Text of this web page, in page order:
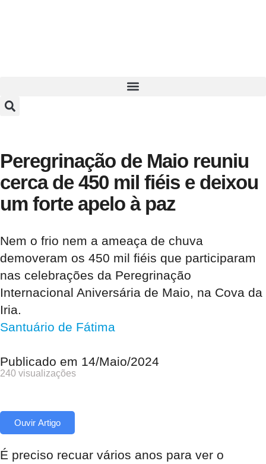
Peregrinação de Maio reuniu
cerca de 450 mil fiéis e deixou
um forte apelo à paz
Nem o frio nem a ameaça de chuva
demoveram os 450 mil fiéis que participaram
nas celebrações da Peregrinação
Internacional Aniversária de Maio, na Cova da
Iria.
Santuário de Fátima
Publicado em 14/Maio/2024
240 visualizações
Ouvir Artigo
É preciso recuar vários anos para ver o